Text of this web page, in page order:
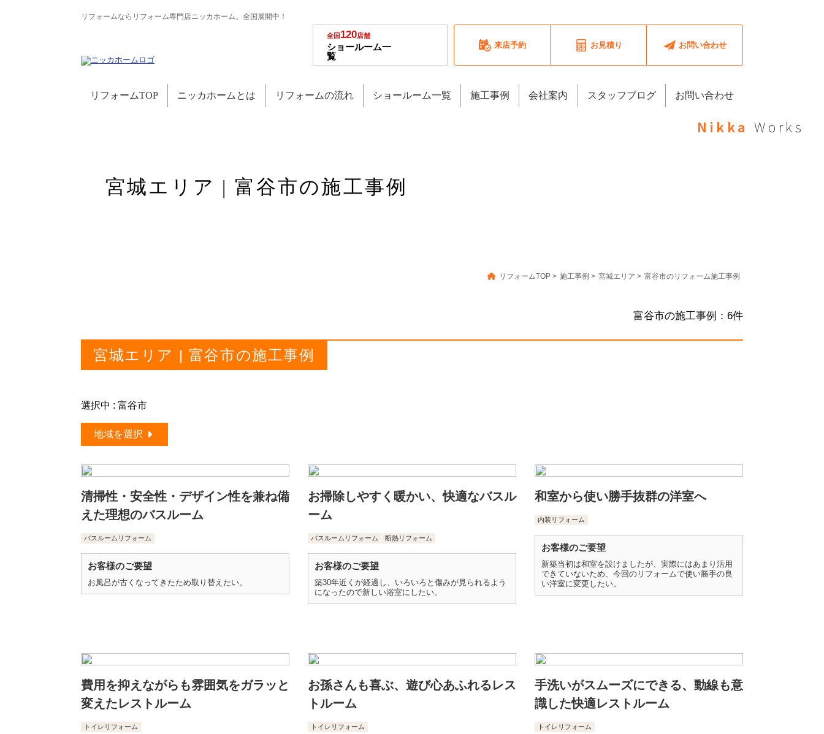
リフォームならリフォーム専門店ニッカホーム。全国展開中！
全国120店舗
ショールーム一
覧
来店予約 お見積り お問い合わせ
リフォームTOP ニッカホームとは リフォームの流れ ショールーム一覧 施工事例 会社案内 スタッフブログ お問い合わせ
Nikka Works
宮城エリア | 富谷市の施工事例
リフォームTOP > 施工事例 > 宮城エリア > 富谷市のリフォーム施工事例
富谷市の施工事例： 6件
宮城エリア | 富谷市の施工事例
選択中 : 富谷市
地域を選択
清掃性・安全性・デザイン性を兼ね備
えた理想のバスルーム
バスルームリフォーム
お客様のご要望
お風呂が古くなってきたため取り替えたい。
お掃除しやすく暖かい、快適なバスル
ーム
バスルームリフォーム 断熱リフォーム
お客様のご要望
築30年近くが経過し、いろいろと傷みが見られるよう
になったので新しい浴室にしたい。
和室から使い勝手抜群の洋室へ
内装リフォーム
お客様のご要望
新築当初は和室を設けましたが、実際にはあまり活用
できていないため、今回のリフォームで使い勝手の良
い洋室に変更したい。
費用を抑えながらも雰囲気をガラッと
変えたレストルーム
トイレリフォーム
お孫さんも喜ぶ、遊び心あふれるレス
トルーム
トイレリフォーム
手洗いがスムーズにできる、動線も意
識した快適レストルーム
トイレリフォーム